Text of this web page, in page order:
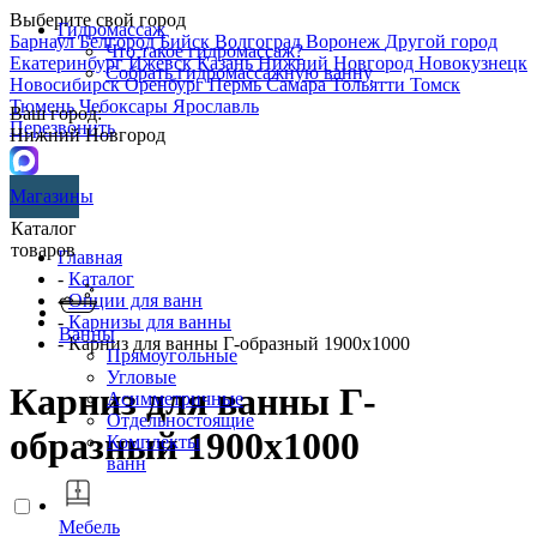
Выберите свой город
БарнаулБелгородБийск ВолгоградВоронеж Другой город
ЕкатеринбургИжевскКазаньНижний Новгород Новокузнецк
НовосибирскОренбургПермьСамараТольятти Томск
ТюменьЧебоксары Ярославль
Перезвонить
Гидромассаж
Что такое гидромассаж?
Собрать гидромассажную ванну
Ваш город:
Нижний Новгород
Магазины
Каталог
товаров
Ванны
Прямоугольные
Угловые
Асимметричные
Отдельностоящие
Комплекты
ванн
Мебель
Главная
- Каталог
-Опции для ванн
- Карнизы для ванны
- Карниз для ванны Г-образный 1900х1000
Карниз для ванны Г-
образный 1900х1000